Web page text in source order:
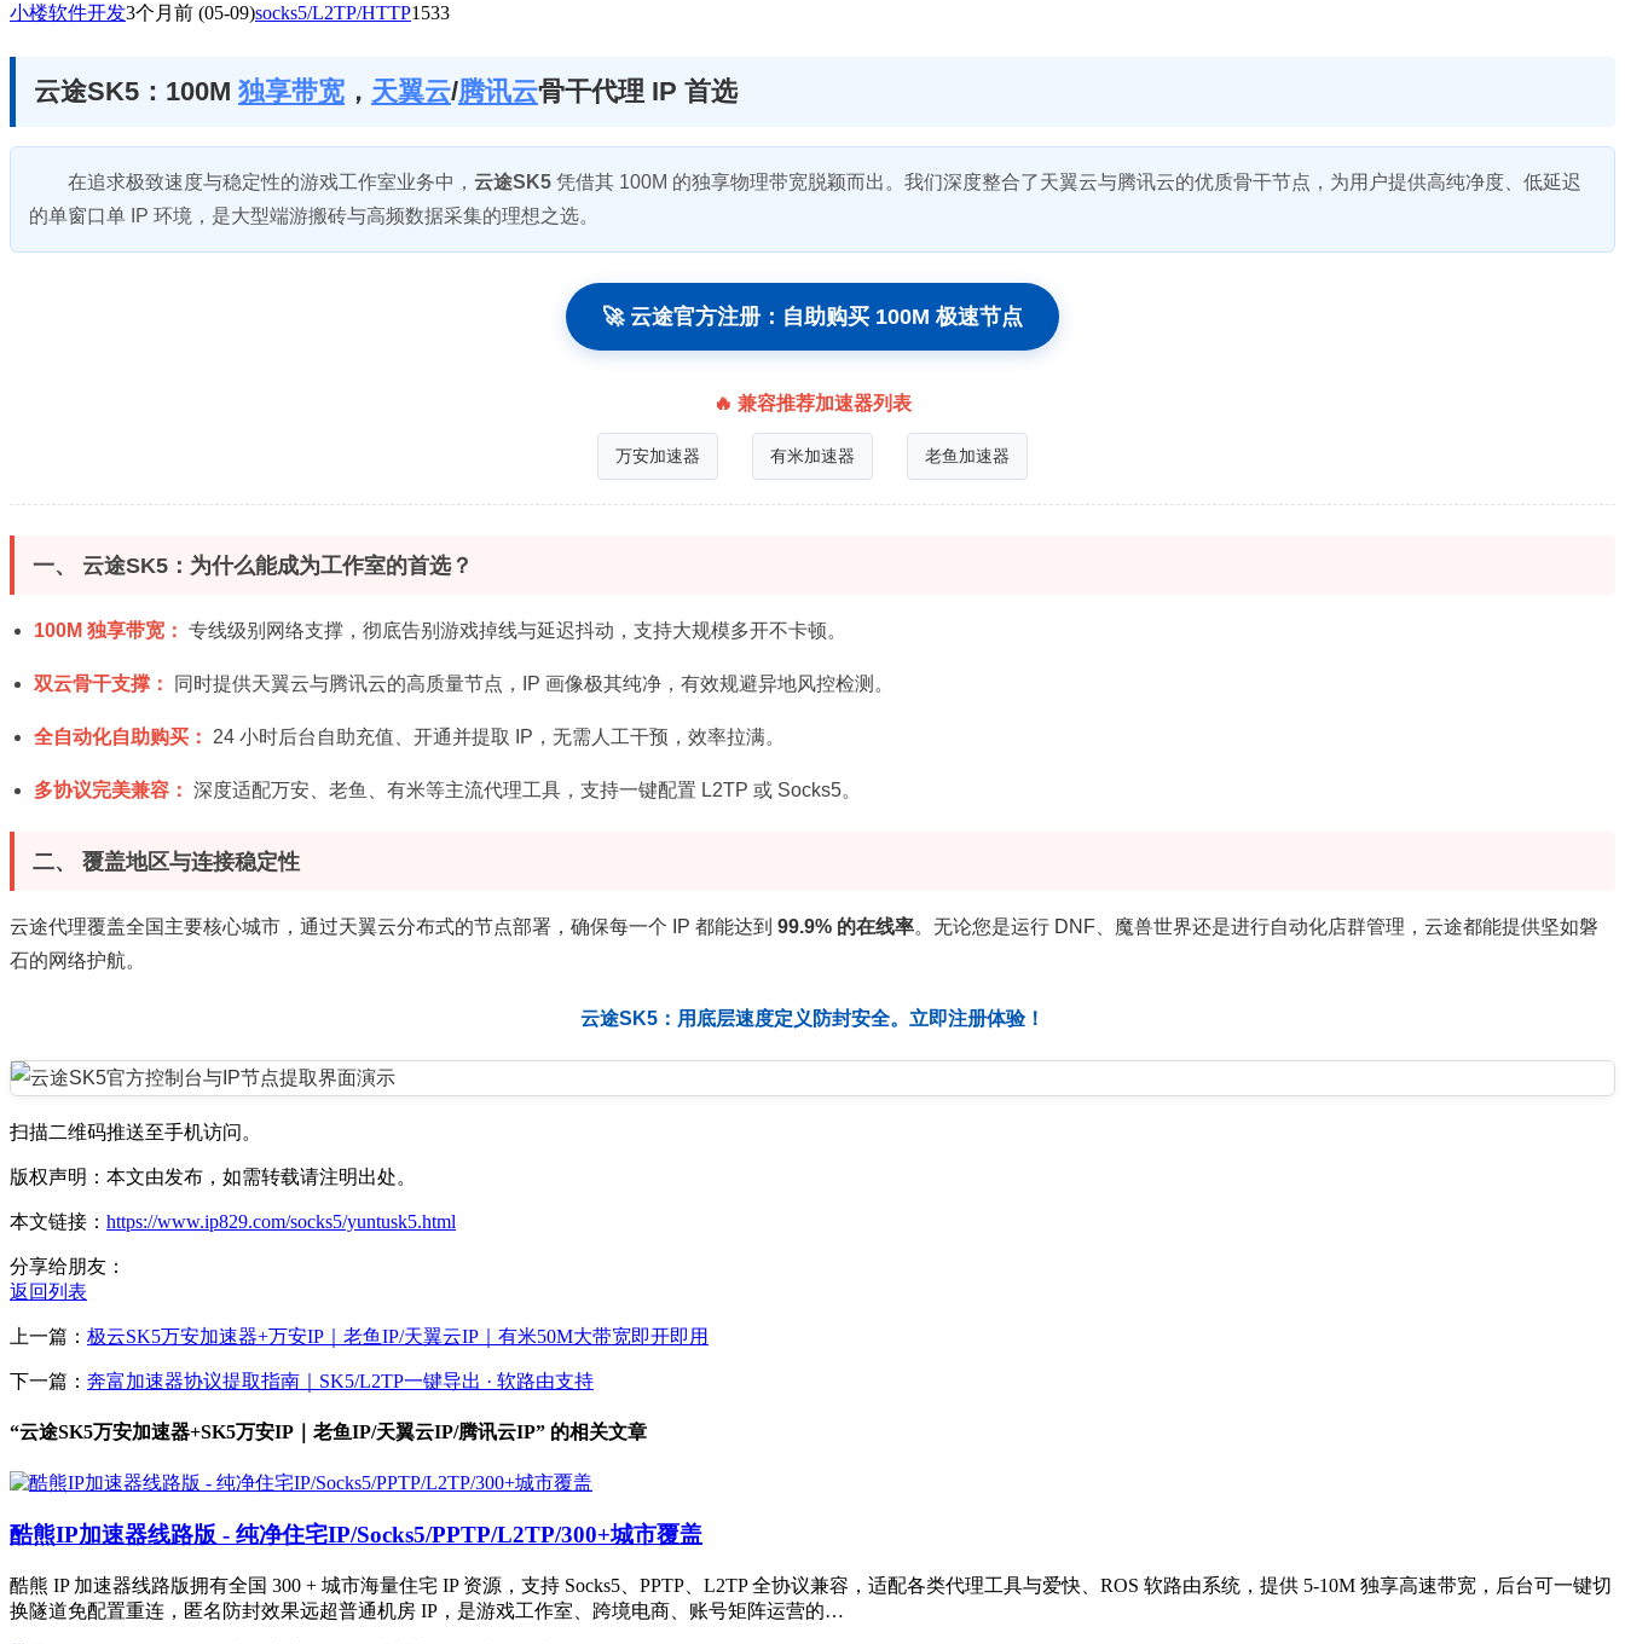
小楼软件开发3个月前 (05-09)socks5/L2TP/HTTP1533
云途SK5：100M 独享带宽 ， 天翼云/腾讯云骨干代理 IP 首选
在追求极致速度与稳定性的游戏工作室业务中， 云途SK5 凭借其 100M 的独享物理带宽脱颖而出。我们深度整合了天翼云与腾讯云的优质骨干节点，为用户提供高纯净度、低延迟
的单窗口单 IP 环境，是大型端游搬砖与高频数据采集的理想之选。
🚀 云途官方注册：自助购买 100M 极速节点
🔥 兼容推荐加速器列表
万安加速器 有米加速器 老鱼加速器
一、 云途SK5：为什么能成为工作室的首选？
100M 独享带宽： 专线级别网络支撑，彻底告别游戏掉线与延迟抖动，支持大规模多开不卡顿。
双云骨干支撑： 同时提供天翼云与腾讯云的高质量节点，IP 画像极其纯净，有效规避异地风控检测。
全自动化自助购买： 24 小时后台自助充值、开通并提取 IP，无需人工干预，效率拉满。
多协议完美兼容： 深度适配万安、老鱼、有米等主流代理工具，支持一键配置 L2TP 或 Socks5。
二、 覆盖地区与连接稳定性
云途代理覆盖全国主要核心城市，通过天翼云分布式的节点部署，确保每一个 IP 都能达到 99.9% 的在线率。无论您是运行 DNF、魔兽世界还是进行自动化店群管理，云途都能提供坚如磐
石的网络护航。
云途SK5：用底层速度定义防封安全。立即注册体验！
扫描二维码推送至手机访问。
版权声明：本文由发布，如需转载请注明出处。
本文链接： https://www.ip829.com/socks5/yuntusk5.html
分享给朋友：
返回列表
上一篇： 极云SK5万安加速器+万安IP｜老鱼IP/天翼云IP｜有米50M大带宽即开即用
下一篇： 奔富加速器协议提取指南｜SK5/L2TP一键导出 · 软路由支持
“云途SK5万安加速器+SK5万安IP｜老鱼IP/天翼云IP/腾讯云IP” 的相关文章
酷熊IP加速器线路版 - 纯净住宅IP/Socks5/PPTP/L2TP/300+城市覆盖
酷熊 IP 加速器线路版拥有全国 300 + 城市海量住宅 IP 资源，支持 Socks5、PPTP、L2TP 全协议兼容，适配各类代理工具与爱快、ROS 软路由系统，提供 5-10M 独享高速带宽，后台可一键切
换隧道免配置重连，匿名防封效果远超普通机房 IP，是游戏工作室、跨境电商、账号矩阵运营的…